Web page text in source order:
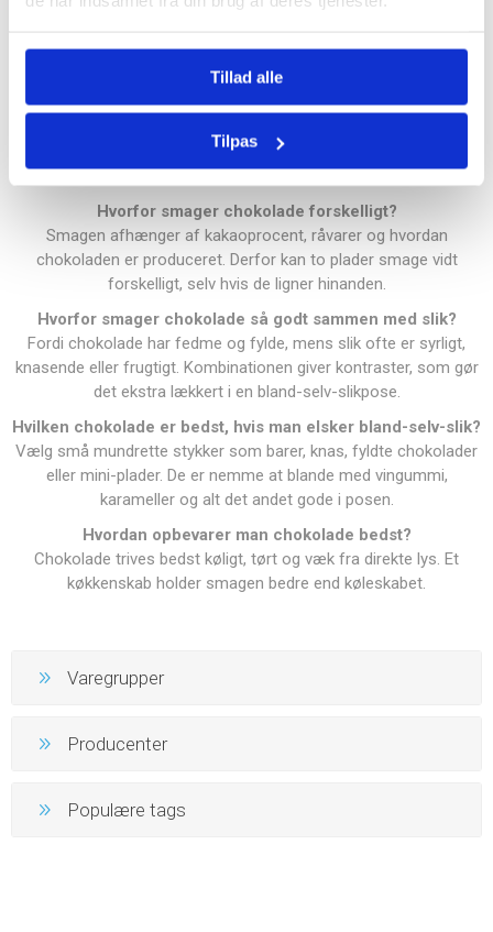
Tillad alle
Tilpas
Chokolade er mest af alt ren forkælelse. Mørke varianter
indeholder mere kakao, men chokolade er stadig en sød snack,
Ja, i små bidder. Et enkelt stykke kan sagtens være en del af
hverdagen, så længe resten af din kost spiller med.
Hvorfor smager chokolade forskelligt?
Smagen afhænger af kakaoprocent, råvarer og hvordan
chokoladen er produceret. Derfor kan to plader smage vidt
forskelligt, selv hvis de ligner hinanden.
Hvorfor smager chokolade så godt sammen med slik?
Fordi chokolade har fedme og fylde, mens slik ofte er syrligt,
knasende eller frugtigt. Kombinationen giver kontraster, som gør
det ekstra lækkert i en bland-selv-slikpose.
Hvilken chokolade er bedst, hvis man elsker bland-selv-slik?
Vælg små mundrette stykker som barer, knas, fyldte chokolader
eller mini-plader. De er nemme at blande med vingummi,
karameller og alt det andet gode i posen.
Hvordan opbevarer man chokolade bedst?
Chokolade trives bedst køligt, tørt og væk fra direkte lys. Et
køkkenskab holder smagen bedre end køleskabet.
Varegrupper
Producenter
Populære tags